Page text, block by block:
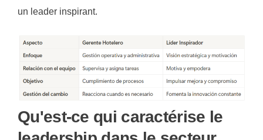
un leader inspirant.
Qu'est-ce qui caractérise le